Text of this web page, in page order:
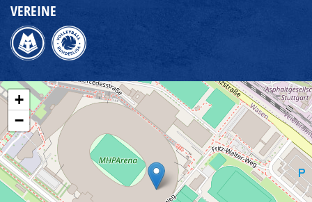
VEREINE
+
−